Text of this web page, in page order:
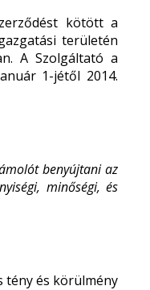
kötött a
területén
A Szolgáltató a
1-jétől 2014.
benyújtani az
minőségi, és
tény és körülmény